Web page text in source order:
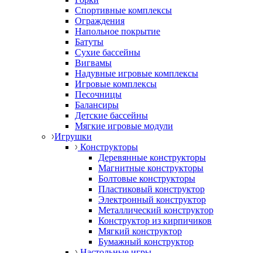
Спортивные комплексы
Ограждения
Напольное покрытие
Батуты
Сухие бассейны
Вигвамы
Надувные игровые комплексы
Игровые комплексы
Песочницы
Балансиры
Детские бассейны
Мягкие игровые модули
Игрушки
Конструкторы
Деревянные конструкторы
Магнитные конструкторы
Болтовые конструкторы
Пластиковый конструктор
Электронный конструктор
Металлический конструктор
Конструктор из кирпичиков
Мягкий конструктор
Бумажный конструктор